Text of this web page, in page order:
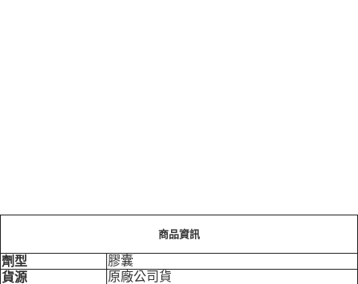
商品資訊
劑型
膠囊
貨源
原廠公司貨